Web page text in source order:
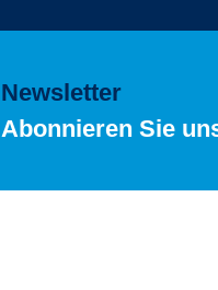
Newsletter
Abonnieren Sie